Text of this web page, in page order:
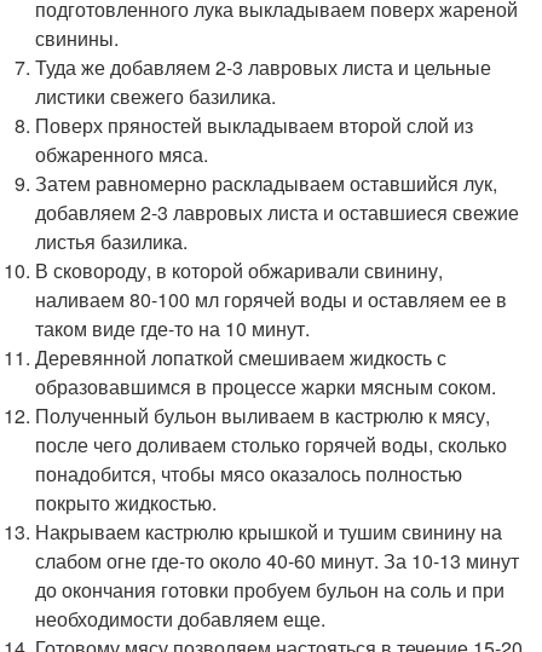
подготовленного лука выкладываем поверх жареной
свинины.
Туда же добавляем 2-3 лавровых листа и цельные
листики свежего базилика.
Поверх пряностей выкладываем второй слой из
обжаренного мяса.
Затем равномерно раскладываем оставшийся лук,
добавляем 2-3 лавровых листа и оставшиеся свежие
листья базилика.
В сковороду, в которой обжаривали свинину,
наливаем 80-100 мл горячей воды и оставляем ее в
таком виде где-то на 10 минут.
Деревянной лопаткой смешиваем жидкость с
образовавшимся в процессе жарки мясным соком.
Полученный бульон выливаем в кастрюлю к мясу,
после чего доливаем столько горячей воды, сколько
понадобится, чтобы мясо оказалось полностью
покрыто жидкостью.
Накрываем кастрюлю крышкой и тушим свинину на
слабом огне где-то около 40-60 минут. За 10-13 минут
до окончания готовки пробуем бульон на соль и при
необходимости добавляем еще.